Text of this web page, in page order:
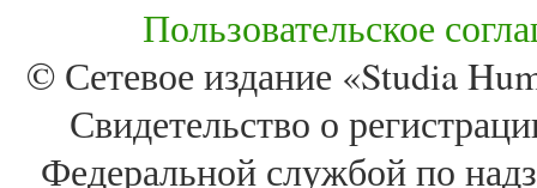
Пользовательское
© Сетевое издание «Studia
Свидетельство о
Федеральной службой по